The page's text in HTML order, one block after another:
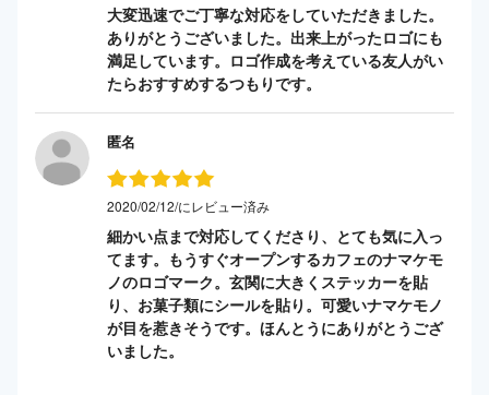
大変迅速でご丁寧な対応をしていただきました。
ありがとうございました。出来上がったロゴにも
満足しています。ロゴ作成を考えている友人がい
たらおすすめするつもりです。
匿名
2020/02/12/にレビュー済み
細かい点まで対応してくださり、とても気に入っ
てます。もうすぐオープンするカフェのナマケモ
ノのロゴマーク。玄関に大きくステッカーを貼
り、お菓子類にシールを貼り。可愛いナマケモノ
が目を惹きそうです。ほんとうにありがとうござ
いました。